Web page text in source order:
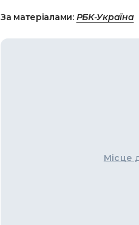
За матеріалами: РБК-Україна
Місце